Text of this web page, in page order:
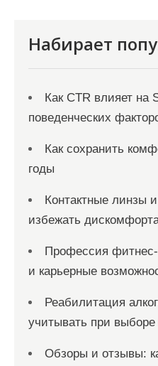
м
Набирает
Как CTR влияет на
поведенческих
Как сохранить
годы
Контактные линзы
избежать
Профессия фитнес-
и карьерные
Реабилитация
учитывать при
Обзоры и отзывы: